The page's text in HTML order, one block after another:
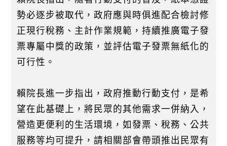
勢必逐步被取代，政府應與時俱進配合檢討修
正現行稅務、主計作業規範，持續推廣電子發
票專屬中獎的政策，並評估電子發票無紙化的
可行性。
賴院長進一步指出，政府推動行動支付，是希
望在此基礎上，將民眾的其他需求一併納入，
營造更便利的生活環境，如發票、稅務、公共
服務等均可提升，請相關部會帶頭推出民眾有